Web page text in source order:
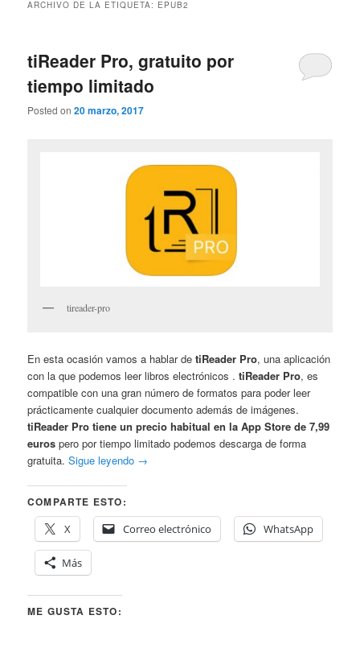
ARCHIVO DE LA ETIQUETA: EPUB2
tiReader Pro, gratuito por
tiempo limitado
Posted on20 marzo, 2017
tireader-pro
En esta ocasión vamos a hablar detiReader Pro, una aplicación
con la que podemos leer libros electrónicos .tiReader Pro, es
compatible con una gran número de formatos para poder leer
prácticamente cualquier documento además de imágenes.
tiReader Pro tiene un precio habitual en la App Store de 7,99
euros pero por tiempo limitado podemos descarga de forma
gratuita.Sigue leyendo →
COMPARTE ESTO:
X
Correo electrónico WhatsApp
Más
ME GUSTA ESTO: